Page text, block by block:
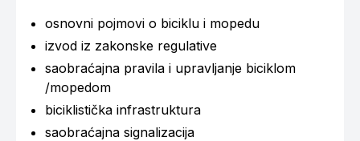
osnovni pojmovi o biciklu i mopedu
izvod iz zakonske regulative
saobraćajna pravila i upravljanje biciklom
/mopedom
biciklistička infrastruktura
saobraćajna signalizacija